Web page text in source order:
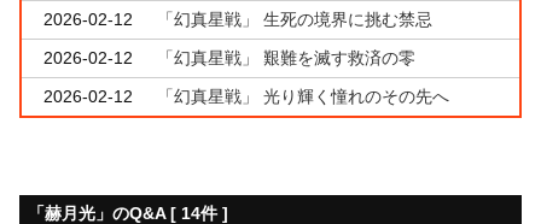
2026-02-12
「幻真星戦」 生死の境界に挑む禁忌
2026-02-12
「幻真星戦」 艱難を滅す救済の零
2026-02-12
「幻真星戦」 光り輝く憧れのその先へ
「赫月光」のQ&A [ 14件 ]